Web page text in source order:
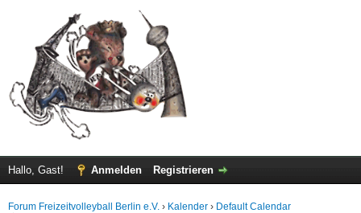
Hallo, Gast! Anmelden Registrieren
Forum Freizeitvolleyball Berlin e.V. › Kalender › Default Calendar